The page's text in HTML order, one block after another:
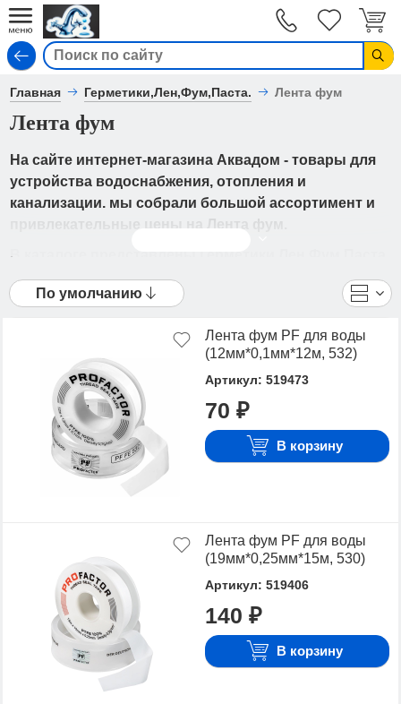
Главная Герметики,Лен,Фум,Паста. Лента фум
Лента фум
На сайте интернет-магазина Аквадом - товары для
устройства водоснабжения, отопления и
канализации. мы собрали большой ассортимент и
В каталоге представлены Герметики,Лен,Фум,Паста.
- Лента фум от ведущих мировых производителей.
Вы можете ознакомиться с фотографиями,
техническими характеристиками, а также сравнить
понравившиеся модели и выбрать лучшую
стоимость.
Для того чтобы купить Лента фум, достаточно
оформить заявку на сайте или связаться с
консультантом в режиме on-line.
По умолчанию
Лента фум PF для воды
(12мм*0,1мм*12м, 532)
Артикул: 519473
70 ₽
В корзину
Лента фум PF для воды
(19мм*0,25мм*15м, 530)
Артикул: 519406
140 ₽
В корзину